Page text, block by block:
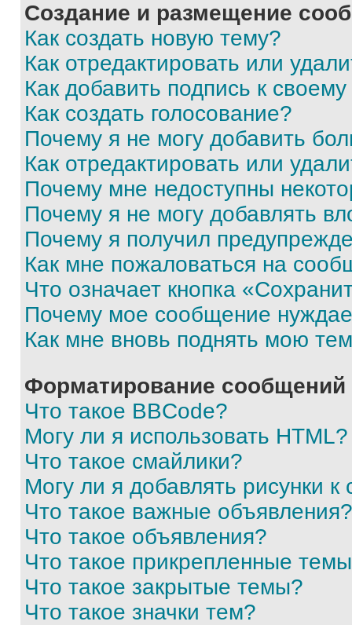
Создание и размещение
Как создать новую тему?
Как отредактировать или
Как добавить подпись к
Как создать голосование?
Почему я не могу добавить
Как отредактировать или
Почему мне недоступны
Почему я не могу добавлять
Почему я получил
Как мне пожаловаться на
Что означает кнопка
Почему мое сообщение
Как мне вновь поднять мою
Форматирование
Что такое BBCode?
Могу ли я использовать HTML?
Что такое смайлики?
Могу ли я добавлять рисунки
Что такое важные объявления?
Что такое объявления?
Что такое прикрепленные
Что такое закрытые темы?
Что такое значки тем?